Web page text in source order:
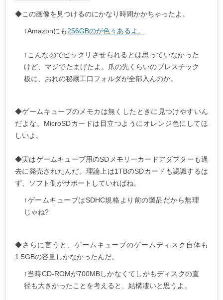
◆この画像を見つけるのにかなり時間かかちゃったよ。
↑Amazonにも256GBのが色々あるよ。
↑こんなのでビックリさせられるとは思っていなかった
けど、マジでたまげたよ。爪の先くらいのプレスチック
板に、おれの秘蔵工口フォルダが全部入んのか。
◆ゲームキューブのメモカは無くしたときに見つけやすいん
だよな。MicroSDカードは目立つようにオレンジ色にしてほ
しいよ。
◆実はゲームキューブ用のSDメモリーカードアダプターも過
去に発売されたんだ。理論上は1TBのSDカードも認識するは
ず、ソフト側がサポートしていればね。
↑ゲームキューブはSDHC規格より前の製品だから無理
じゃね?
◆さらに言うと、ゲームキューブのゲームディスク自体も
1.5GBの容量しかなかったんだ。
↑当時CD-ROMが700MBしかなくてしかもディスクの直
径も大きかったことを考えると、結構凄いと思うよ。